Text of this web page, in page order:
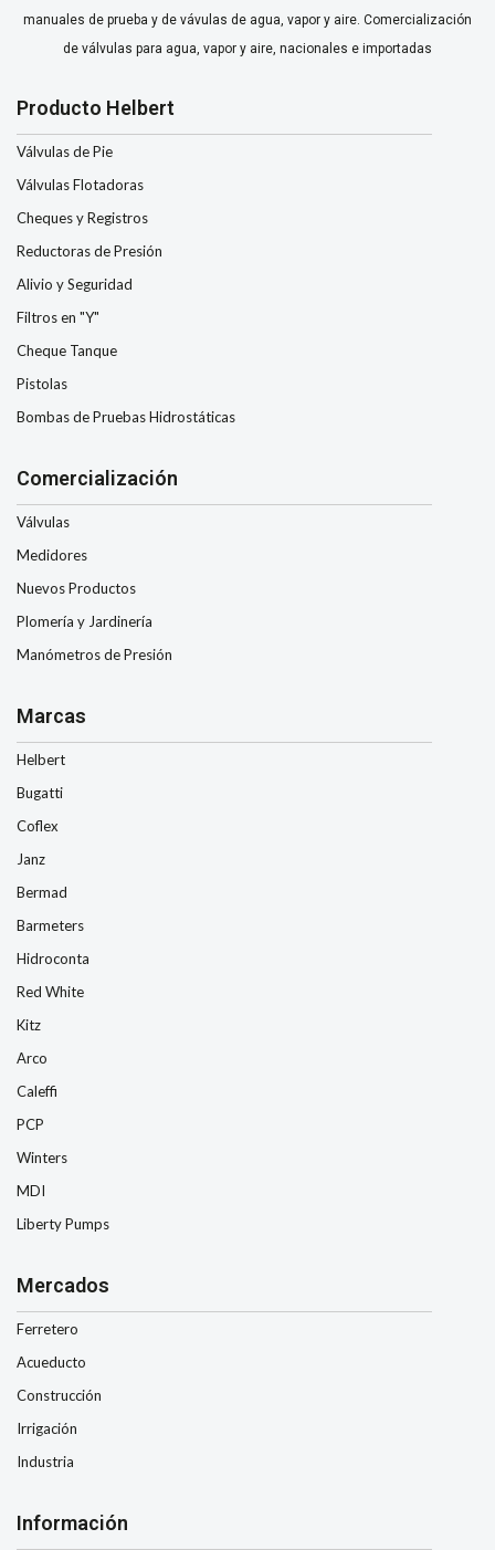
manuales de prueba y de vávulas de agua, vapor y aire. Comercialización
de válvulas para agua, vapor y aire, nacionales e importadas
Producto Helbert
Válvulas de Pie
Válvulas Flotadoras
Cheques y Registros
Reductoras de Presión
Alivio y Seguridad
Filtros en "Y"
Cheque Tanque
Pistolas
Bombas de Pruebas Hidrostáticas
Comercialización
Válvulas
Medidores
Nuevos Productos
Plomería y Jardinería
Manómetros de Presión
Marcas
Helbert
Bugatti
Coflex
Janz
Bermad
Barmeters
Hidroconta
Red White
Kitz
Arco
Caleffi
PCP
Winters
MDI
Liberty Pumps
Mercados
Ferretero
Acueducto
Construcción
Irrigación
Industria
Información